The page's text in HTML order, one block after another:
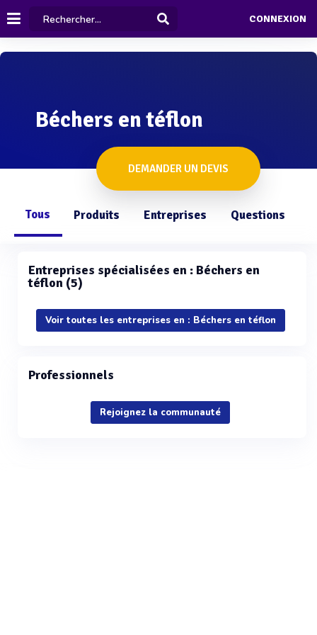
CONNEXION
Béchers en téflon
DEMANDER UN DEVIS
Tous Produits Entreprises Questions
Entreprises spécialisées en : Béchers en
téflon (5)
Voir toutes les entreprises en : Béchers en téflon
Professionnels
Rejoignez la communauté